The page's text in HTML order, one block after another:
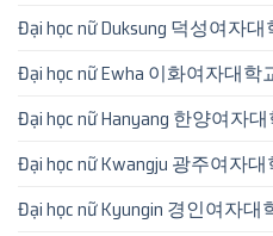
Đại học nữ Duksung 덕성여자
Đại học nữ Ewha 이화여자대학
Đại học nữ Hanyang 한양여자
Đại học nữ Kwangju 광주여자
Đại học nữ Kyungin 경인여자대